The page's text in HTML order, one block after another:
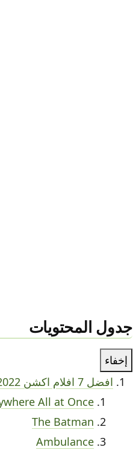
جدول المحتويات
إخفاء
افضل 7 افلام اكشن 2022
All at Once
The Batman
Ambulance